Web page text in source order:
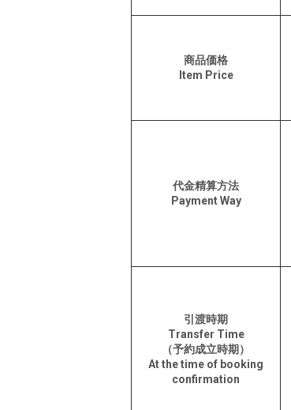
商品価格
Item Price
代金精算方法
Payment Way
引渡時期
Transfer Time
（予約成立時期）
At the time of booking
confirmation